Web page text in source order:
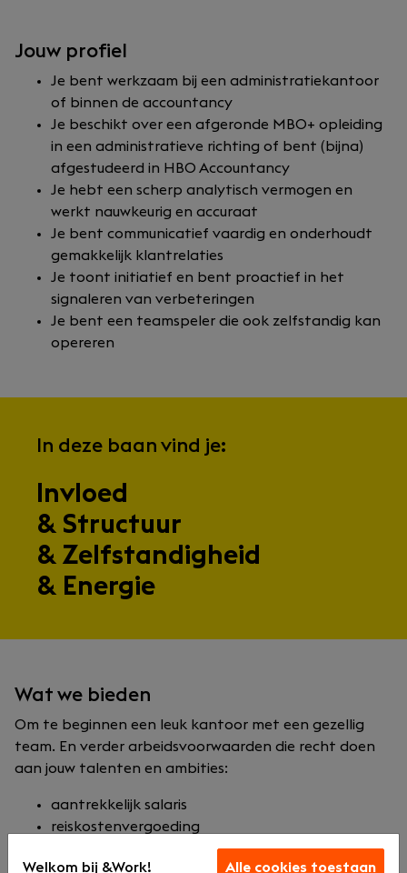
Jouw profiel
Je bent werkzaam bij een administratiekantoor
of binnen de accountancy
Je beschikt over een afgeronde MBO+ opleiding
in een administratieve richting of bent (bijna)
afgestudeerd in HBO Accountancy
Je hebt een scherp analytisch vermogen en
werkt nauwkeurig en accuraat
Je bent communicatief vaardig en onderhoudt
gemakkelijk klantrelaties
Je toont initiatief en bent proactief in het
signaleren van verbeteringen
Je bent een teamspeler die ook zelfstandig kan
opereren
In deze baan vind je:
Invloed
& Structuur
& Zelfstandigheid
& Energie
Wat we bieden
Om te beginnen een leuk kantoor met een gezellig
team. En verder arbeidsvoorwaarden die recht doen
aan jouw talenten en ambities:
aantrekkelijk salaris
reiskostenvergoeding
Welkom bij &Work! Alle cookies toestaan